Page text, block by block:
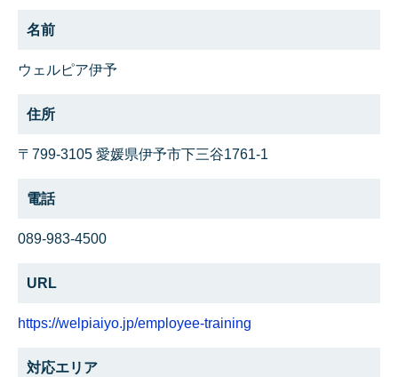
名前
ウェルピア伊予
住所
〒799-3105 愛媛県伊予市下三谷1761-1
電話
089-983-4500
URL
https://welpiaiyo.jp/employee-training
対応エリア